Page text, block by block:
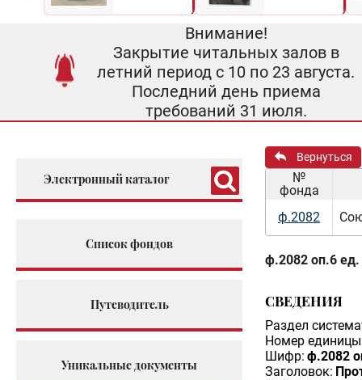
Внимание!
Закрытие читальных залов в
летний период с 10 по 23 августа.
Последний день приема
требований 31 июля.
Электронный каталог
Список фондов
Путеводитель
Уникальные документы
Вернуться
№
фонда
ф.2082
ф.2082 оп.6 ед.
СВЕДЕНИЯ
Раздел
Номер единицы
Шифр: ф.2082
Заголовок: